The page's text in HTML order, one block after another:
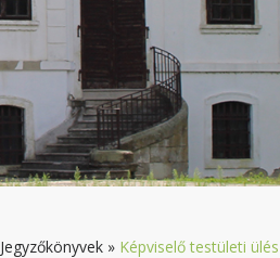
Jegyzőkönyvek » Képviselő testületi